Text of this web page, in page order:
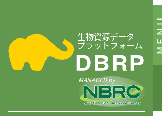
生物資源データ
プラットフォーム
MANAGED by